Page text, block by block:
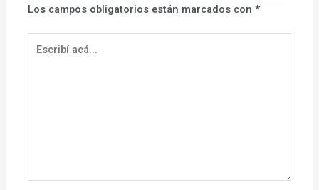
Los campos obligatorios están marcados con*
acá...